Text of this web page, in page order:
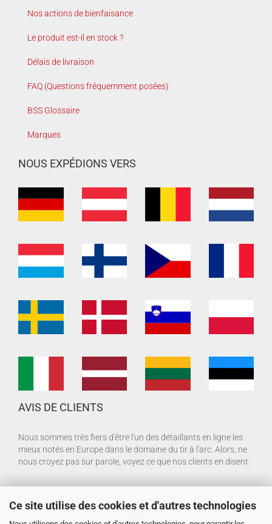
Ce site utilise des cookies et d'autres technologies
Nos actions de bienfaisance
Le produit est-il en stock ?
Délais de livraison
FAQ (Questions fréquemment posées)
BSS Glossaire
Marques
NOUS EXPÉDIONS VERS
AVIS DE CLIENTS
Nous sommes très fiers d'être l'un des détaillants en ligne les
mieux notés en Europe dans le domaine du tir à l'arc. Alors, ne
nous croyez pas sur parole, voyez ce que nos clients en disent: